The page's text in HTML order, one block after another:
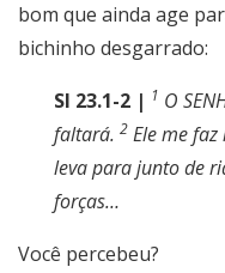
bom que ainda age
bichinho desgarrado:
Sl 23.1-2 | 1 O
faltará. 2 Ele me
leva para junto de
forças…
Você percebeu?